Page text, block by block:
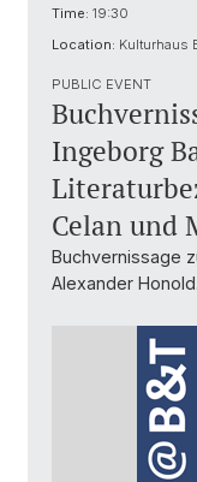
Time: 19:30
Location: Kulturhaus
PUBLIC EVENT
Ingeborg
Celan und
Buchvernissage
Alexander Honold.